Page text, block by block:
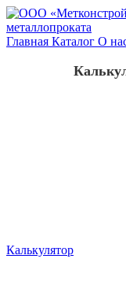
Главная Каталог О
Калькулятор